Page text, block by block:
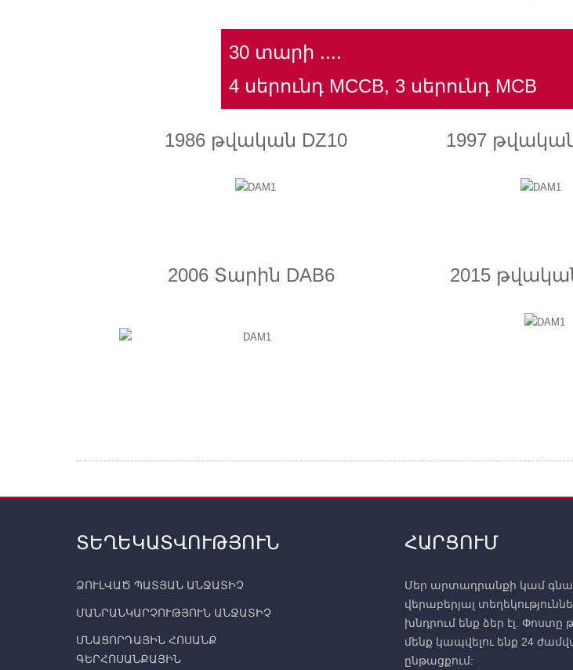
30 տարի ....
4 սերունդ MCCB, 3 սերունդ MCB
1986 թվական DZ10 1997
2006 Տարին DAB6 2015
ՏԵՂԵԿԱՏՎՈՒԹՅՈՒՆ
ՁՈՒԼՎԱԾ ՊԱՏՅԱՆ ԱՆՋԱՏԻՉ
ՄԱՆՐԱՆԿԱՐՉՈՒԹՅՈՒՆ ԱՆՋԱՏԻՉ
ՄՆԱՑՈՐԴԱՅԻՆ ՀՈՍԱՆՔ
ԳԵՐՀՈՍԱՆՔԱՅԻՆ
ՀԱՐՑՈՒՄ
Մեր արտադրանքի կամ
վերաբերյալ
խնդրում ենք ձեր էլ. Փոստը
մենք կապվելու ենք 24
ընթացքում: